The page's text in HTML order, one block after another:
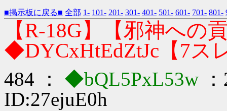
■掲示板に戻る■ 全部 1- 101- 201- 301- 401- 501- 601- 701- 801-
【R-18G】【邪神への
◆DYCxHtEdZtJc【7ス
484 ： ◆bQL5PxL53w
ID:27ejuE0h